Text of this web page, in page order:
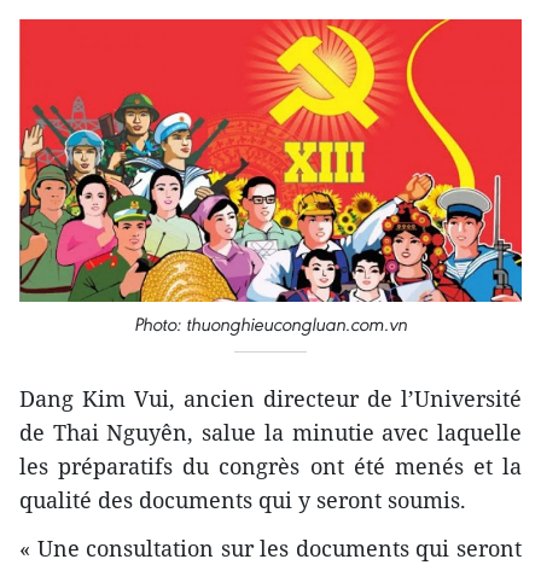
Photo: thuonghieucongluan.com.vn
Dang Kim Vui, ancien directeur de l’Université
de Thai Nguyên, salue la minutie avec laquelle
les préparatifs du congrès ont été menés et la
qualité des documents qui y seront soumis.
« Une consultation sur les documents qui seront